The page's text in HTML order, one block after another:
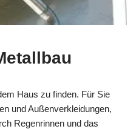
Haus zu finden. Für Sie
und Außenverkleidungen,
Regenrinnen und das